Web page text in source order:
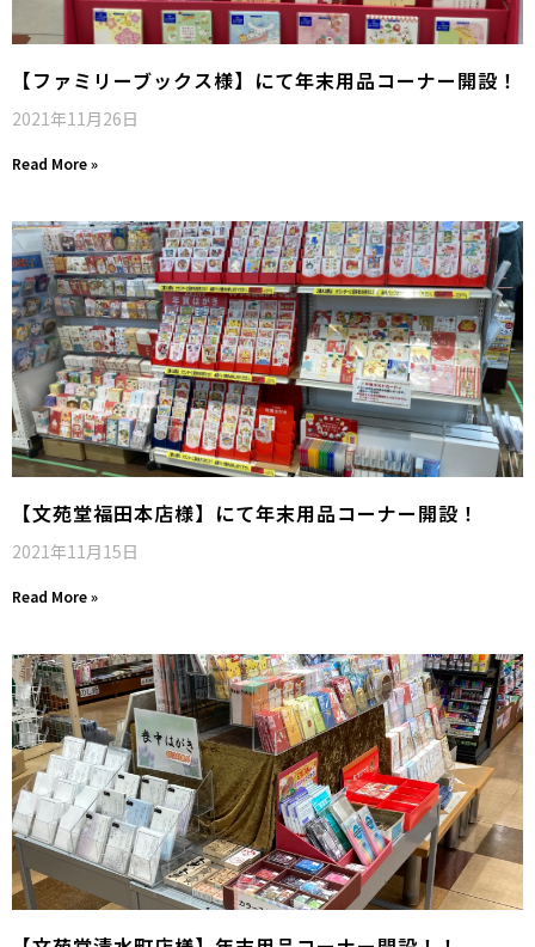
【ファミリーブックス様】にて年末用品コーナー開設！
2021年11月26日
Read More »
【文苑堂福田本店様】にて年末用品コーナー開設！
2021年11月15日
Read More »